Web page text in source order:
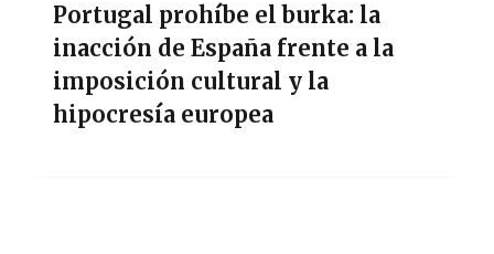
Portugal prohíbe el burka: la
inacción de España frente a la
imposición cultural y la
hipocresía europea